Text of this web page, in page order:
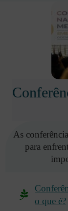
As
para
o que é?